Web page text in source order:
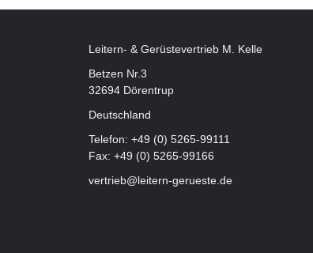
Leitern- & Gerüstevertrieb M. Kelle
Betzen Nr.3
32694 Dörentrup
Deutschland
Telefon: +49 (0) 5265-99111
Fax: +49 (0) 5265-99166
vertrieb@leitern-gerueste.de